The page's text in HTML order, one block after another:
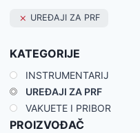
UREĐAJI ZA PRF
KATEGORIJE
INSTRUMENTARIJ
UREĐAJI ZA PRF
VAKUETE I PRIBOR
PROIZVOĐAČ